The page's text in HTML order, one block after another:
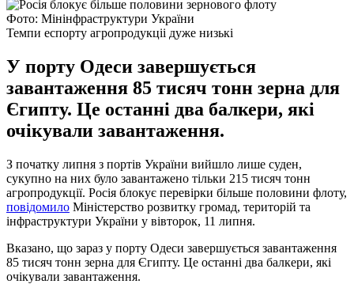
Фото: Мінінфраструктури України
Темпи еспорту агропродукціі дуже низькі
У порту Одеси завершується
завантаження 85 тисяч тонн зерна для
Єгипту. Це останні два балкери, які
очікували завантаження.
З початку липня з портів України вийшло лише суден,
сукупно на них було завантажено тільки 215 тисяч тонн
агропродукції. Росія блокує перевірки більше половини флоту,
повідомило Міністерство розвитку громад, територій та
інфраструктури України у вівторок, 11 липня.
Вказано, що зараз у порту Одеси завершується завантаження
85 тисяч тонн зерна для Єгипту. Це останні два балкери, які
очікували завантаження.